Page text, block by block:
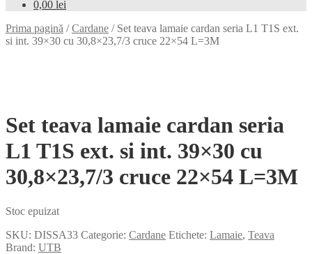
0,00 lei
Prima pagină /Cardane / Set teava lamaie cardan seria L1 T1S ext.
si int. 39×30 cu 30,8×23,7/3 cruce 22×54 L=3M
Set teava lamaie cardan seria
L1 T1S ext. si int. 39×30 cu
30,8×23,7/3 cruce 22×54 L=3M
Stoc epuizat
SKU: DISSA33 Categorie: Cardane Etichete: Lamaie, Teava
Brand: UTB